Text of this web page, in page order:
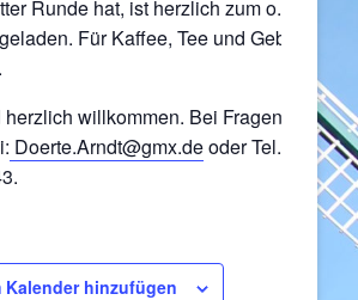
Runde hat, ist herzlich zum o.a.
Für Kaffee, Tee und Gebäck
herzlich willkommen. Bei Fragen
Doerte.Arndt@gmx.deoder Tel.
Kalender hinzufügen